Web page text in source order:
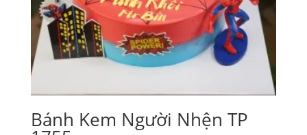
Bánh Kem Người Nhện TP